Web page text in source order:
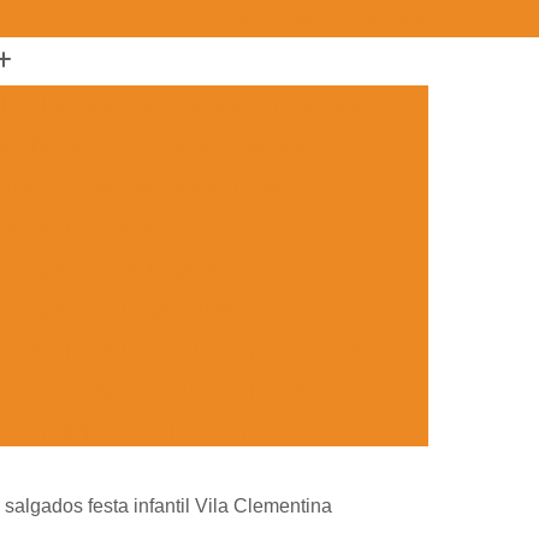
de Formatura
Doces Simples de Festa
festa infantil Vila Clementina